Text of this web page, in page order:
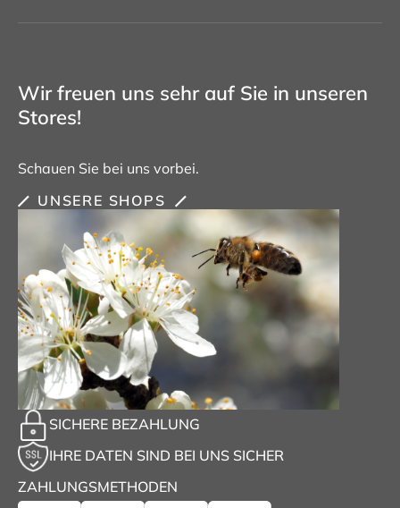
Wir freuen uns sehr auf Sie in unseren
Stores!
Schauen Sie bei uns vorbei.
UNSERE SHOPS
SICHERE BEZAHLUNG
IHRE DATEN SIND BEI UNS SICHER
ZAHLUNGSMETHODEN